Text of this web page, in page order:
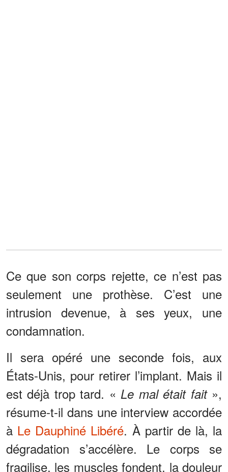
Ce que son corps rejette, ce n’est pas
seulement une prothèse. C’est une
intrusion devenue, à ses yeux, une
condamnation.
Il sera opéré une seconde fois, aux
États-Unis, pour retirer l’implant. Mais il
est déjà trop tard. «Le mal était fait»,
résume-t-il dans une interview accordée
à Le Dauphiné Libéré. À partir de là, la
dégradation s’accélère. Le corps se
fragilise, les muscles fondent, la douleur